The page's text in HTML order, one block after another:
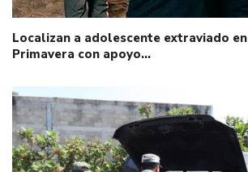
Localizan a adolescente extraviado
Primavera con apoyo…